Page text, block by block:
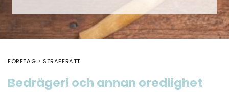
FÖRETAG STRAFFRÄTT
Bedrägeri och annan oredlighet